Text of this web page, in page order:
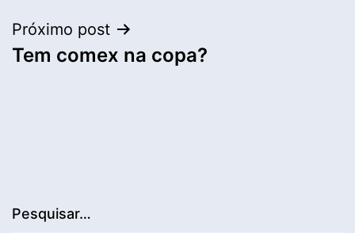
Próximo post
Tem comex na copa?
Pesquisar…